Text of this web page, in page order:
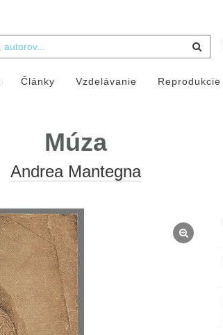
Články Vzdelávanie Reprodukcie
Múza
Andrea Mantegna